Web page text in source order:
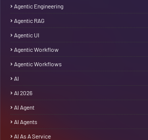
Agentic Engineering
Agentic RAG
Agentic UI
Agentic Workflow
Agentic Workflows
AI
AI 2026
AI Agent
AI Agents
AI As A Service